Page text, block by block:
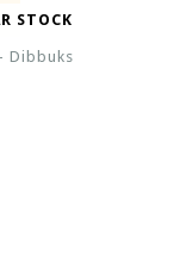
STOCK
Dibbuks